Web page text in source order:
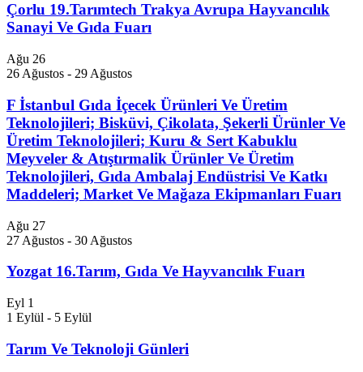
Çorlu 19.Tarımtech Trakya Avrupa Hayvancılık
Sanayi Ve Gıda Fuarı
Ağu 26
26 Ağustos - 29 Ağustos
F İstanbul Gıda İçecek Ürünleri Ve Üretim
Teknolojileri; Bisküvi, Çikolata, Şekerli Ürünler Ve
Üretim Teknolojileri; Kuru & Sert Kabuklu
Meyveler & Atıştırmalik Ürünler Ve Üretim
Teknolojileri, Gıda Ambalaj Endüstrisi Ve Katkı
Maddeleri; Market Ve Mağaza Ekipmanları Fuarı
Ağu 27
27 Ağustos - 30 Ağustos
Yozgat 16.Tarım, Gıda Ve Hayvancılık Fuarı
Eyl 1
1 Eylül - 5 Eylül
Tarım Ve Teknoloji Günleri